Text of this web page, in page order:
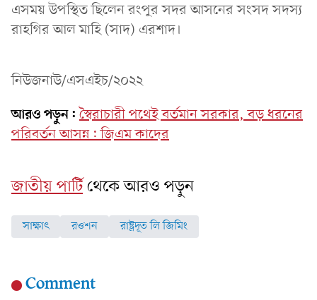
এসময় উপস্থিত ছিলেন রংপুর সদর আসনের সংসদ সদস্য
রাহগির আল মাহি (সাদ) এরশাদ।
নিউজনাউ/এসএইচ/২০২২
আরও পড়ুন: স্বৈরাচারী পথেই বর্তমান সরকার, বড় ধরনের
পরিবর্তন আসন্ন: জিএম কাদের
জাতীয় পার্টিথেকে আরও পড়ুন
সাক্ষাৎ রওশন রাষ্ট্রদূত লি জিমিং
Comment